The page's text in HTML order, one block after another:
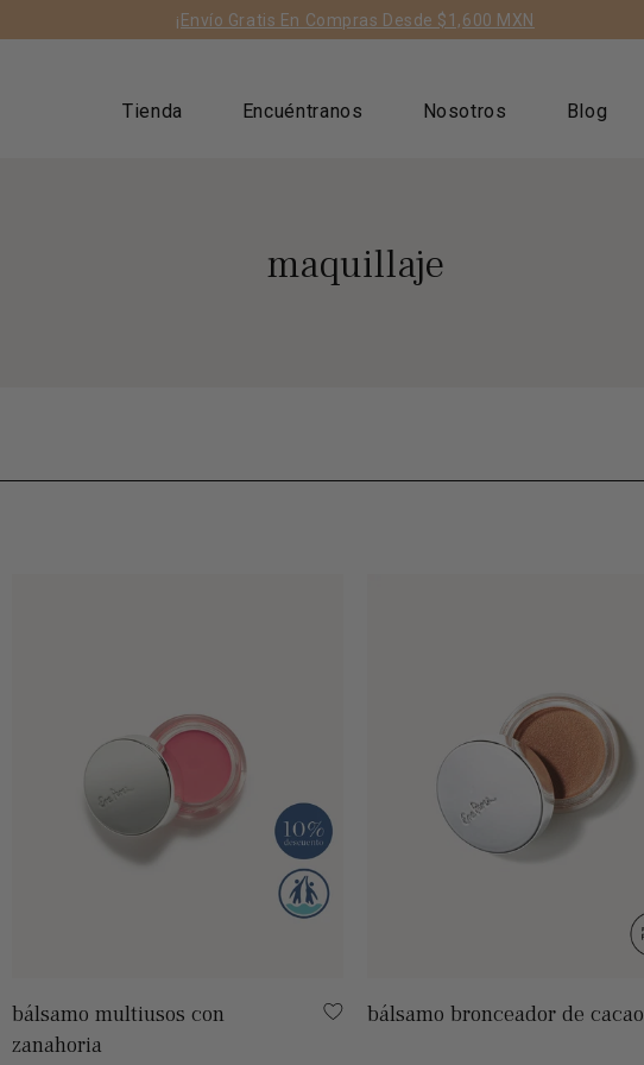
snippets/geolizr-api.liquid¡Envío Gratis En Compras Desde $1,600 MXN
Tienda Encuéntranos Nosotros Blog
maquillaje
bálsamo multiusos con
zanahoria
bálsamo bronceador de cacao